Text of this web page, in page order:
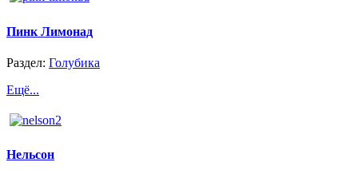
Пинк Лимонад
Раздел: Голубика
Ещё...
Нельсон